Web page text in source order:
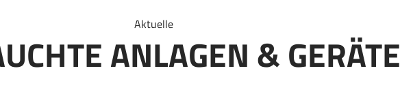
Aktuelle
ANLAGEN & GERÄTE